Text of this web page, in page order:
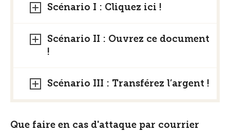
Scénario I : Cliquez ici !
Scénario II : Ouvrez ce document
!
Scénario III : Transférez l’argent !
Que faire en cas d'attaque par courrier